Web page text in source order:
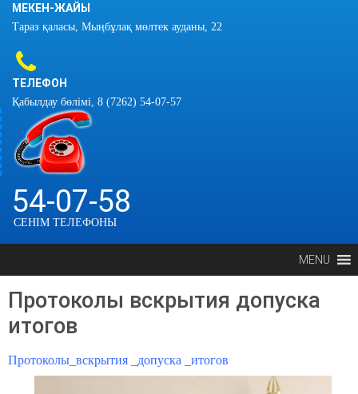
МЕКЕН-ЖАЙЫ
Тараз қаласы, Мыңбұлақ мөлтек ауданы, 22
ТЕЛЕФОН
Қабылдау бөлімі, 8 (7262) 54-07-57
54-07-58
СЕНІМ ТЕЛЕФОНЫ
MENU
Протоколы вскрытия допуска
итогов
Протоколы_вскрытия _допуска _итогов